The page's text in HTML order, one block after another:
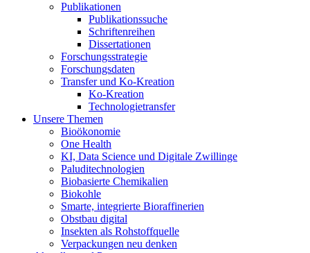
Publikationen
Publikationssuche
Schriftenreihen
Dissertationen
Forschungsstrategie
Forschungsdaten
Transfer und Ko-Kreation
Ko-Kreation
Technologietransfer
Unsere Themen
Bioökonomie
One Health
KI, Data Science und Digitale Zwillinge
Paluditechnologien
Biobasierte Chemikalien
Biokohle
Smarte, integrierte Bioraffinerien
Obstbau digital
Insekten als Rohstoffquelle
Verpackungen neu denken